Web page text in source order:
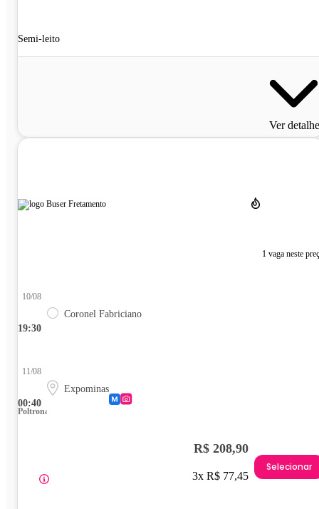
Semi-leito
Ver
1 vaga neste
19:30
10/08
Coronel Fabriciano
00:40
11/08
Expominas
Poltrona
R$ 208,90
3x R$ 77,45
Selecionar